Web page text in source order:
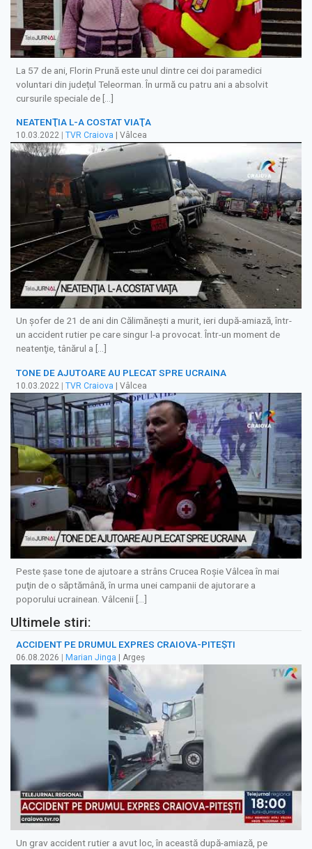
La 57 de ani, Florin Prună este unul dintre cei doi paramedici
voluntari din județul Teleorman. În urmă cu patru ani a absolvit
cursurile speciale de […]
NEATENŢIA L-A COSTAT VIAŢA
10.03.2022 TVR Craiova | Vâlcea
Un şofer de 21 de ani din Călimăneşti a murit, ieri după-amiază, într-
un accident rutier pe care singur l-a provocat. Într-un moment de
neatenţie, tânărul a […]
TONE DE AJUTOARE AU PLECAT SPRE UCRAINA
10.03.2022 | TVR Craiova | Vâlcea
Peste şase tone de ajutoare a strâns Crucea Roşie Vâlcea în mai
puţin de o săptămână, în urma unei campanii de ajutorare a
poporului ucrainean. Vâlcenii […]
Ultimele stiri:
ACCIDENT PE DRUMUL EXPRES CRAIOVA-PITEȘTI
06.08.2026 | Marian Jinga | Argeș
Un grav accident rutier a avut loc, în această după-amiază, pe